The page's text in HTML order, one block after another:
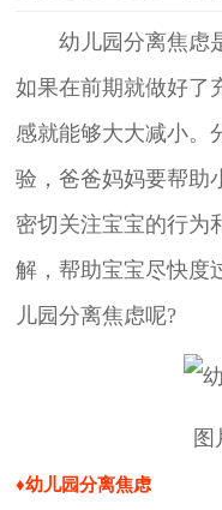
幼儿园分离焦虑是
如果在前期就做好了
感就能够大大减小。
验，爸爸妈妈要帮助
密切关注宝宝的行为
解，帮助宝宝尽快度
儿园分离焦虑呢?
图
♦幼儿园分离焦虑